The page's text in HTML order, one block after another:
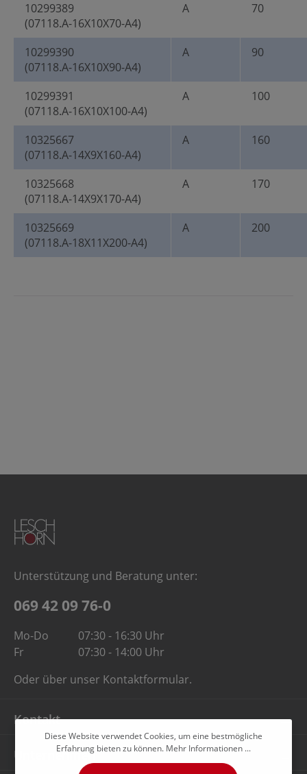
10299389
(07118.A-16X10X70-A4)
A 70
10299390
(07118.A-16X10X90-A4)
A 90
10299391
(07118.A-16X10X100-A4)
A 100
10325667
(07118.A-14X9X160-A4)
A 160
10325668
(07118.A-14X9X170-A4)
A 170
10325669
(07118.A-18X11X200-A4)
A 200
Unterstützung und Beratung unter:
069 42 09 76-0
Mo-Do
07:30 - 16:30 Uhr
Fr
07:30 - 14:00 Uhr
Oder über unser Kontaktformular.
Kontakt
Unternehmen
Diese Website verwendet Cookies, um eine bestmögliche
Erfahrung bieten zu können. Mehr Informationen ...